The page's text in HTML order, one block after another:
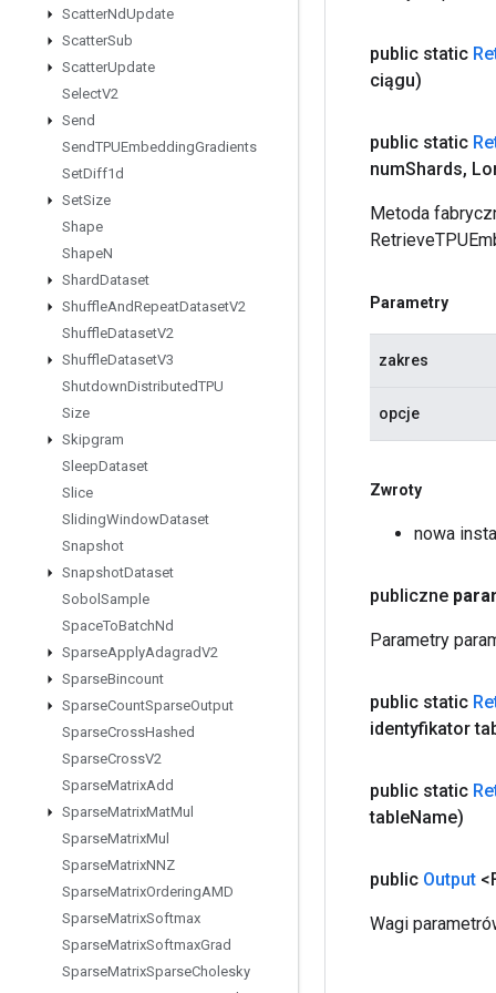
ScatterNdUpdate
ScatterSub
ScatterUpdate
SelectV2
Send
SendTPUEmbeddingGradients
SetDiff1d
SetSize
Shape
ShapeN
ShardDataset
ShuffleAndRepeatDatasetV2
ShuffleDatasetV2
ShuffleDatasetV3
ShutdownDistributedTPU
Size
Skipgram
SleepDataset
Slice
SlidingWindowDataset
Snapshot
SnapshotDataset
Sobol Sample
SpaceToBatchNd
SparseApplyAdagradV2
SparseBincount
SparseCountSparseOutput
SparseCrossHashed
SparseCrossV2
SparseMatrixAdd
SparseMatrixMatMul
SparseMatrixMul
SparseMatrixNNZ
SparseMatrixOrderingAMD
SparseMatrixSoftmax
SparseMatrixSoftmaxGrad
SparseMatrixSparseCholesky
public static
ciągu)
public static
numShards,
Metoda
Parametry
zakres
opcje
Zwroty
nowa
publiczne
Parametry
public static
identyfikator
public static
tableName)
public Output
Wagi